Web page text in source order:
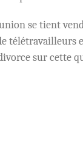
se tient
télétravailleurs
sur cette